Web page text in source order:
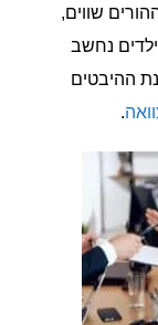
שווים,
נחשב
ההיבטים
.